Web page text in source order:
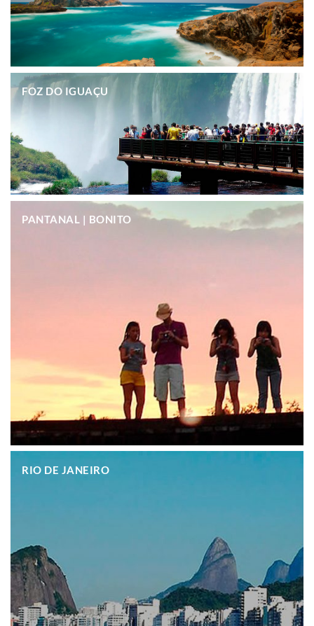
FOZ DO IGUAÇU
PANTANAL | BONITO
RIO DE JANEIRO